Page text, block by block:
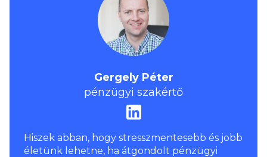
Gergely Péter
pénzügyi szakértő
Hiszek abban, hogy stresszmentesebb és jobb
életünk lehetne, ha átgondolt pénzügyi